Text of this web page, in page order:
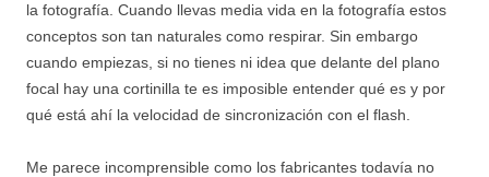
la fotografía. Cuando llevas media vida en la fotografía estos
conceptos son tan naturales como respirar. Sin embargo
cuando empiezas, si no tienes ni idea que delante del plano
focal hay una cortinilla te es imposible entender qué es y por
qué está ahí la velocidad de sincronización con el flash.
Me parece incomprensible como los fabricantes todavía no